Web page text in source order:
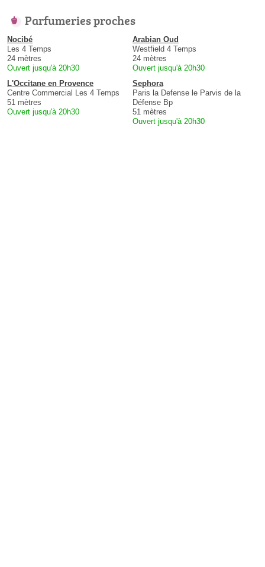
Parfumeries proches
Nocibé
Les 4 Temps
24 mètres
Ouvert jusqu'à 20h30
Arabian Oud
Westfield 4 Temps
24 mètres
Ouvert jusqu'à 20h30
L'Occitane en Provence
Centre Commercial Les 4 Temps
51 mètres
Ouvert jusqu'à 20h30
Sephora
Paris la Defense le Parvis de la
Défense Bp
51 mètres
Ouvert jusqu'à 20h30